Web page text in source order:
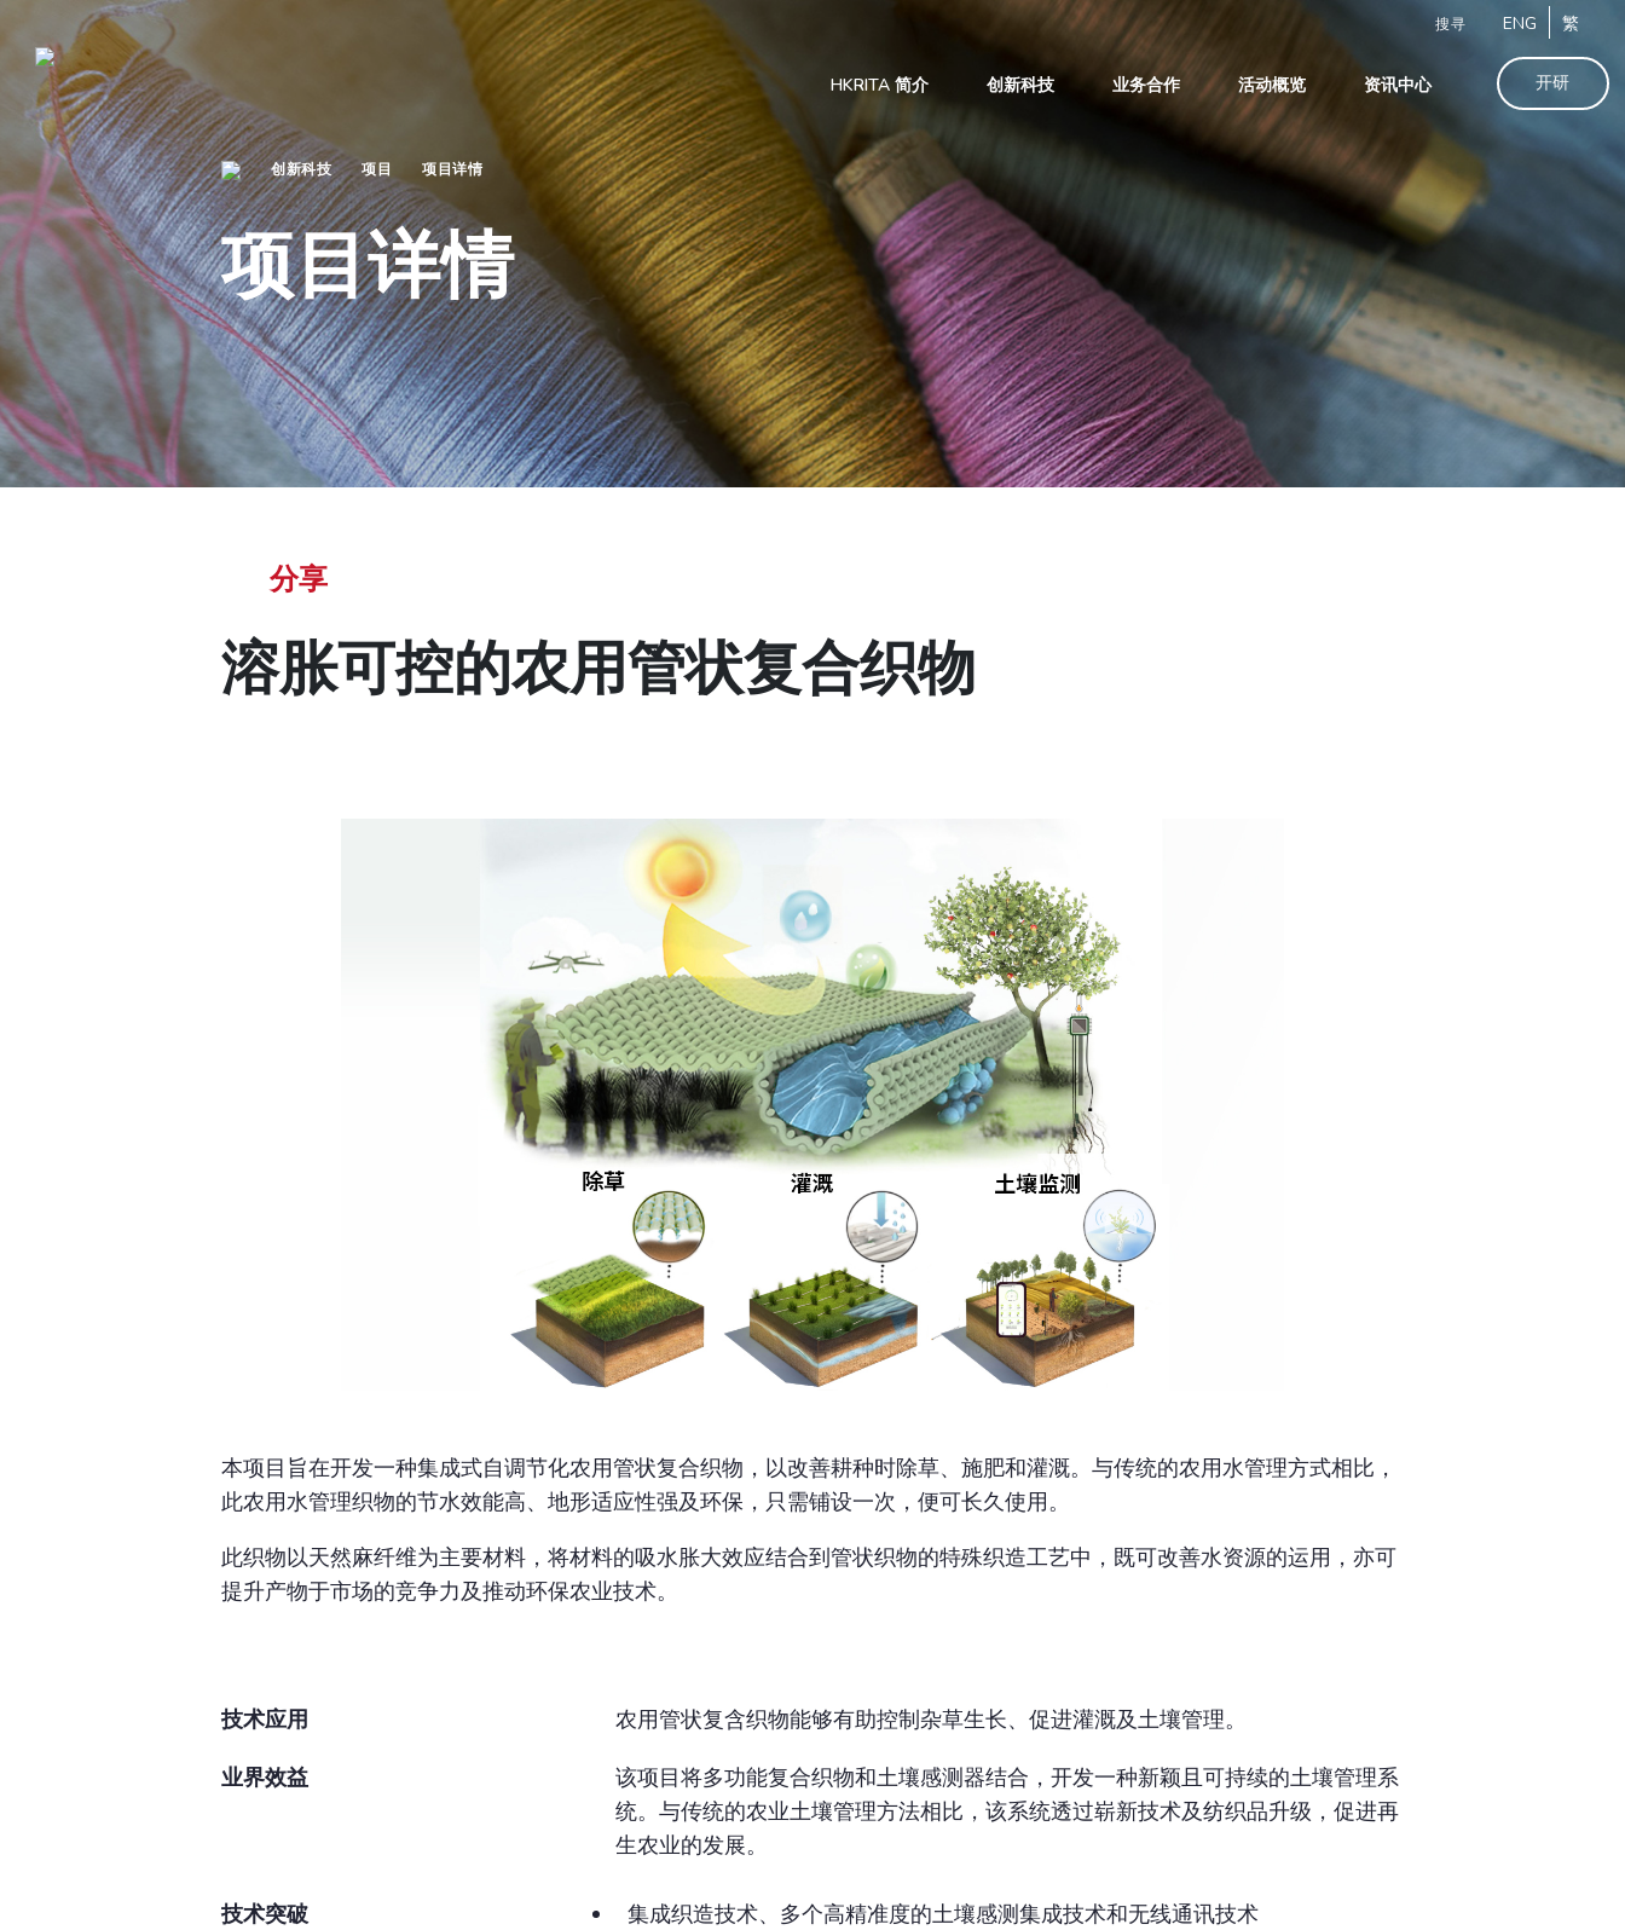
搜寻 ENG 繁
HKRITA 简介 创新科技 业务合作 活动概览 资讯中心 开研
创新科技 项目 项目详情
项目详情
分享
溶胀可控的农用管状复合织物
本项目旨在开发一种集成式自调节化农用管状复合织物，以改善耕种时除草、施肥和灌溉。与传统的农用水管理方式相比，
此农用水管理织物的节水效能高、地形适应性强及环保，只需铺设一次，便可长久使用。
此织物以天然麻纤维为主要材料，将材料的吸水胀大效应结合到管状织物的特殊织造工艺中，既可改善水资源的运用，亦可
提升产物于市场的竞争力及推动环保农业技术。
技术应用
农用管状复含织物能够有助控制杂草生长、促进灌溉及土壤管理。
业界效益
该项目将多功能复合织物和土壤感测器结合，开发一种新颖且可持续的土壤管理系
统。与传统的农业土壤管理方法相比，该系统透过崭新技术及纺织品升级，促进再
生农业的发展。
技术突破
集成织造技术、多个高精准度的土壤感测集成技术和无线通讯技术